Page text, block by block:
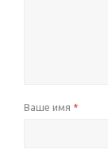
Ваше имя *